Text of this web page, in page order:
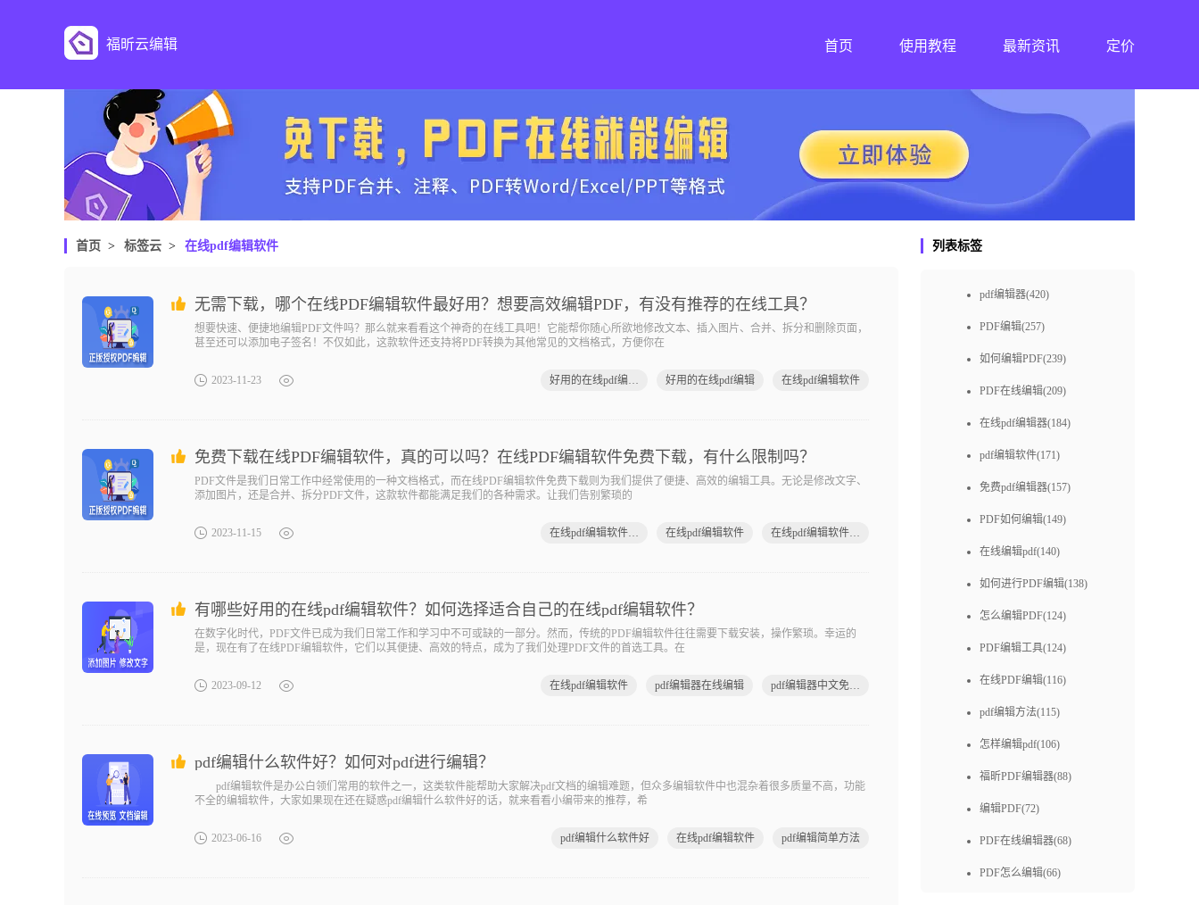
福昕云编辑 首页 使用教程 最新资讯 定价
首页 > 标签云 > 在线pdf编辑软件
无需下载，哪个在线PDF编辑软件最好用？想要高效编辑PDF，有没有推荐的在线工具？
想要快速、便捷地编辑PDF文件吗？那么就来看看这个神奇的在线工具吧！它能帮你随心所欲地修改文本、插入图片、合并、拆分和删除页面，
甚至还可以添加电子签名！不仅如此，这款软件还支持将PDF转换为其他常见的文档格式，方便你在
2023-11-23 好用的在线pdf编辑软件 好用的在线pdf编辑 在线pdf编辑软件
免费下载在线PDF编辑软件，真的可以吗？在线PDF编辑软件免费下载，有什么限制吗？
PDF文件是我们日常工作中经常使用的一种文档格式，而在线PDF编辑软件免费下载则为我们提供了便捷、高效的编辑工具。无论是修改文字、
添加图片，还是合并、拆分PDF文件，这款软件都能满足我们的各种需求。让我们告别繁琐的
2023-11-15 在线pdf编辑软件免费下载 在线pdf编辑软件 在线pdf编辑软件下载
有哪些好用的在线pdf编辑软件？如何选择适合自己的在线pdf编辑软件？
在数字化时代，PDF文件已成为我们日常工作和学习中不可或缺的一部分。然而，传统的PDF编辑软件往往需要下载安装，操作繁琐。幸运的
是，现在有了在线PDF编辑软件，它们以其便捷、高效的特点，成为了我们处理PDF文件的首选工具。在
2023-09-12 在线pdf编辑软件 pdf编辑器在线编辑 pdf编辑器中文免费版
pdf编辑什么软件好？如何对pdf进行编辑？
pdf编辑软件是办公白领们常用的软件之一，这类软件能帮助大家解决pdf文档的编辑难题，但众多编辑软件中也混杂着很多质量不高，功能
不全的编辑软件，大家如果现在还在疑惑pdf编辑什么软件好的话，就来看看小编带来的推荐，希
2023-06-16 pdf编辑什么软件好 在线pdf编辑软件 pdf编辑简单方法
列表标签
pdf编辑器(420)
PDF编辑(257)
如何编辑PDF(239)
PDF在线编辑(209)
在线pdf编辑器(184)
pdf编辑软件(171)
免费pdf编辑器(157)
PDF如何编辑(149)
在线编辑pdf(140)
如何进行PDF编辑(138)
怎么编辑PDF(124)
PDF编辑工具(124)
在线PDF编辑(116)
pdf编辑方法(115)
怎样编辑pdf(106)
福昕PDF编辑器(88)
编辑PDF(72)
PDF在线编辑器(68)
PDF怎么编辑(66)